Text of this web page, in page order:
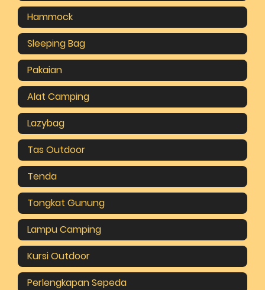
Hammock
Sleeping Bag
Pakaian
Alat Camping
Lazybag
Tas Outdoor
Tenda
Tongkat Gunung
Lampu Camping
Kursi Outdoor
Perlengkapan Sepeda